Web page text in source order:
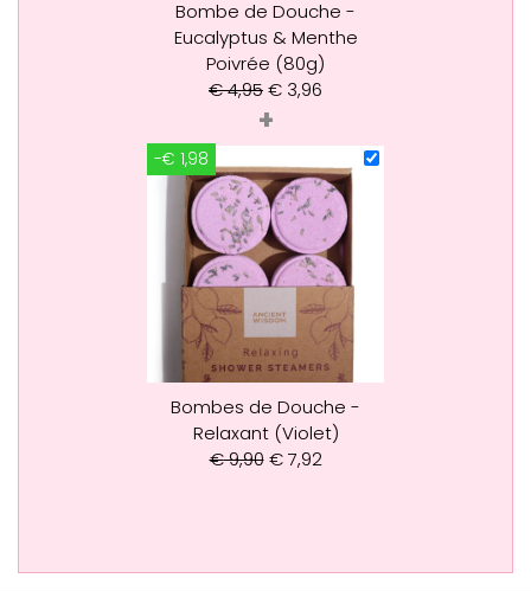
Bombe de Douche -
Eucalyptus & Menthe
Poivrée (80g)
€4,95€ 3,96
+
-€ 1,98
Bombes de Douche -
Relaxant (Violet)
€9,90 €7,92